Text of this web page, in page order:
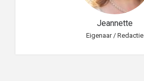
Jeannette
Eigenaar / Redactie